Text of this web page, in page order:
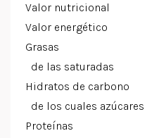
Valor nutricional
Valor energético
Grasas
de las saturadas
Hidratos de carbono
de los cuales azúcares
Proteínas